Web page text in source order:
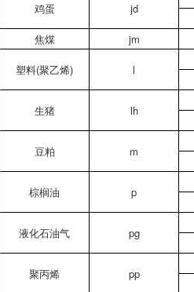
鸡蛋 jd
焦煤
jm
塑料(聚乙烯) l
生猪 lh
豆粕 m
棕榈油 p
液化石油气 pg
聚丙烯 pp